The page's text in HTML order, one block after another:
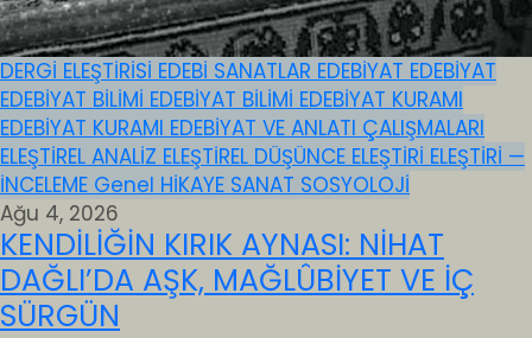
DERGİ ELEŞTİRİSİ EDEBİ SANATLAR EDEBİYAT EDEBİYAT
EDEBİYAT BİLİMİ EDEBİYAT BİLİMİ EDEBİYAT KURAMI
EDEBİYAT KURAMI EDEBİYAT VE ANLATI ÇALIŞMALARI
ELEŞTİREL ANALİZ ELEŞTİREL DÜŞÜNCE ELEŞTİRİ ELEŞTİRİ —
İNCELEME Genel HİKAYE SANAT SOSYOLOJİ
Ağu 4, 2026
KENDİLİĞİN KIRIK AYNASI: NİHAT
DAĞLI’DA AŞK, MAĞLÛBİYET VE İÇ
SÜRGÜN